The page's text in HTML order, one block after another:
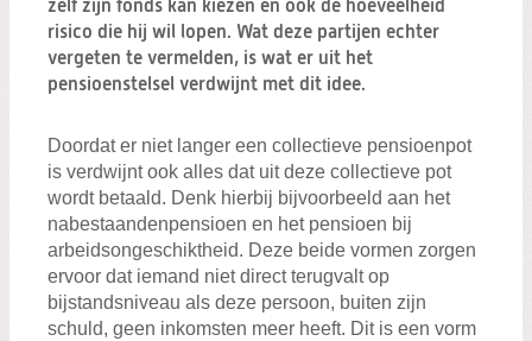
Zoeken:
zelf zijn fonds kan kiezen en ook de hoeveelheid
risico die hij wil lopen. Wat deze partijen echter
vergeten te vermelden, is wat er uit het
pensioenstelsel verdwijnt met dit idee.
Doordat er niet langer een collectieve pensioenpot
is verdwijnt ook alles dat uit deze collectieve pot
wordt betaald. Denk hierbij bijvoorbeeld aan het
nabestaandenpensioen en het pensioen bij
arbeidsongeschiktheid. Deze beide vormen zorgen
ervoor dat iemand niet direct terugvalt op
bijstandsniveau als deze persoon, buiten zijn
schuld, geen inkomsten meer heeft. Dit is een vorm